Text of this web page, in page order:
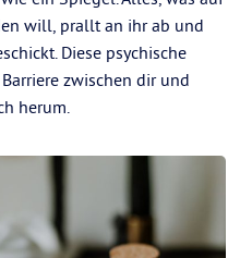
will, prallt an ihr ab und
Diese psychische
zwischen dir und
herum.